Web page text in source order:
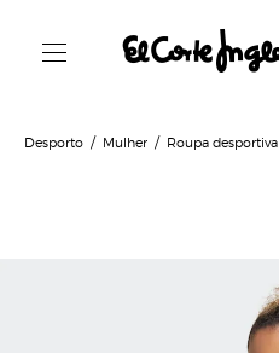
Desporto Mulher Roupa desportiva